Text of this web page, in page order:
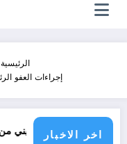
الرئيسية
إجراءات العفو
اخر الاخبار
الفلسطيني من أرضه